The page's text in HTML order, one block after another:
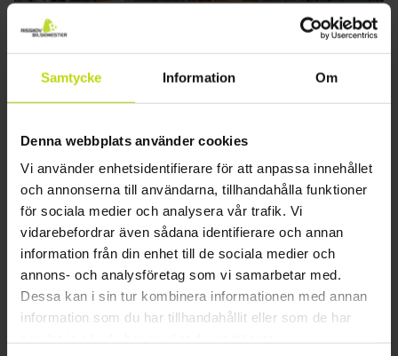
Samtycke Information Om
Denna webbplats använder cookies
Vi använder enhetsidentifierare för att anpassa innehållet
och annonserna till användarna, tillhandahålla funktioner
för sociala medier och analysera vår trafik. Vi
vidarebefordrar även sådana identifierare och annan
information från din enhet till de sociala medier och
annons- och analysföretag som vi samarbetar med.
Dessa kan i sin tur kombinera informationen med annan
information som du har tillhandahållit eller som de har
Trevlig krosemester i Nordsjälland
Hotel Hundested
Hundested
Uppehåll med frukostbuffé
2x övernattningar
2x frukost
2x flaskor mineralvatten
∞ Gratis parkering vid hotellet
∞ Gratis internet
Se allt som ingår
aug 1199:-
Totalt 2398:-
sep 1199:-
Totalt 2398:-
Se mer